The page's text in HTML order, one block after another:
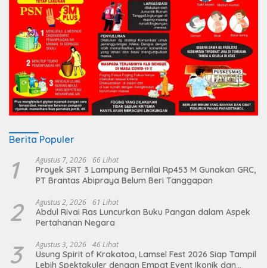
Berita Populer
1 Agustus 7, 2026 66 Lihat
Proyek SRT 3 Lampung Bernilai Rp453 M Gunakan GRC,
PT Brantas Abipraya Belum Beri Tanggapan
2 Agustus 2, 2026 61 Lihat
Abdul Rivai Ras Luncurkan Buku Pangan dalam Aspek
Pertahanan Negara
3 Agustus 3, 2026 46 Lihat
Usung Spirit of Krakatoa, Lamsel Fest 2026 Siap Tampil
Lebih Spektakuler dengan Empat Event Ikonik dan